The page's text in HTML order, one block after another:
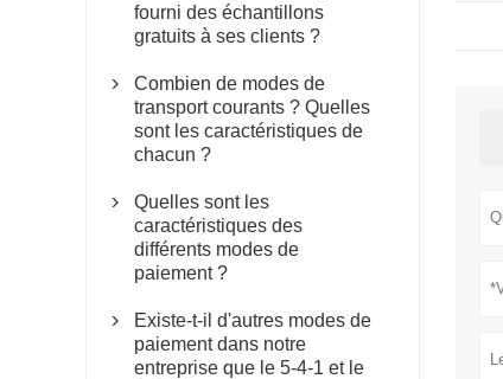
fourni des échantillons
gratuits à ses clients ?

Combien de modes de
transport courants ? Quelles
sont les caractéristiques de
chacun ?

Quelles sont les
caractéristiques des
différents modes de
paiement ?

Existe-t-il d'autres modes de
paiement dans notre
entreprise que le 5-4-1 et le